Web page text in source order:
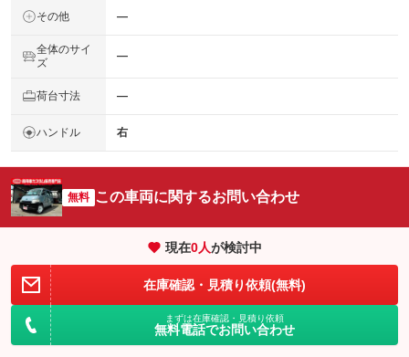
その他 ―
全体のサイ
ズ
―
荷台寸法 ―
ハンドル 右
無料 この車両に関するお問い合わせ
現在0人が検討中
在庫確認・見積り依頼(無料)
まずは在庫確認・見積り依頼
無料電話でお問い合わせ